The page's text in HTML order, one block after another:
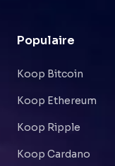
Populaire
Koop Bitcoin
Koop Ethereum
Koop Ripple
Koop Cardano